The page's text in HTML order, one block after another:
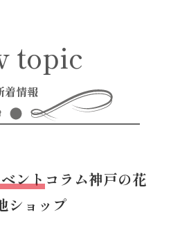
topic
着情報
ントコラム神戸の花
ショップ